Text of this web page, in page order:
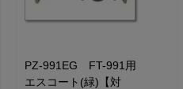
PZ-991EG FT-991用
エスコート(緑)【対